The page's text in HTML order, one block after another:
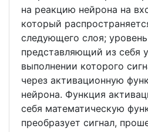
на реакцию нейрона на
который
следующего слоя;
представляющий из себя
выполнении которого
через активационную
нейрона. Функция
себя математическую
преобразует сигнал,